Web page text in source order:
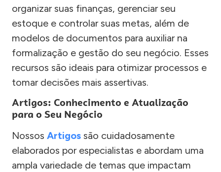
organizar suas finanças, gerenciar seu
estoque e controlar suas metas, além de
modelos de documentos para auxiliar na
formalização e gestão do seu negócio. Esses
recursos são ideais para otimizar processos e
tomar decisões mais assertivas.
Artigos: Conhecimento e Atualização
para o Seu Negócio
Nossos Artigos são cuidadosamente
elaborados por especialistas e abordam uma
ampla variedade de temas que impactam